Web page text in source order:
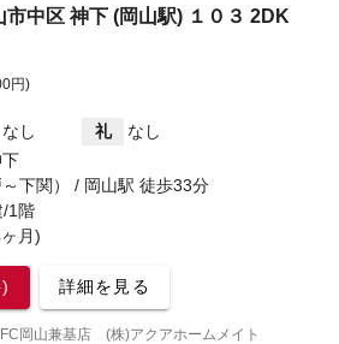
市中区 神下 (岡山駅) １０３ 2DK
円)
なし 礼
なし
～下関） / 岡山駅 徒歩33分
/1階
月)
詳細を見る
岡山兼基店 (株)アクアホームメイト